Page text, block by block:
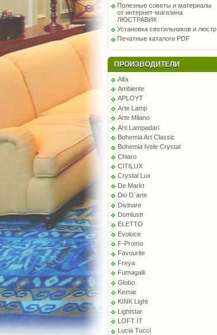
Полезные советы и материалы
от интернет-магазина
ЛЮСТРАВИК
Установка светильников и люстр
Печатные каталоги PDF
ПРОИЗВОДИТЕЛИ
Alfa
Ambiente
APLOYT
Arte Lamp
Arte Milano
Arti Lampadari
Bohemia Art Classic
Bohemia Ivele Crystal
Chiaro
CITILUX
Crystal Lux
De Markt
Dio D`arte
Divinare
Domlustr
ELETTO
Evoluce
F-Promo
Favourite
Freya
Fumagalli
Globo
Kemar
KINK Light
Lightstar
LOFT IT
Lucia Tucci